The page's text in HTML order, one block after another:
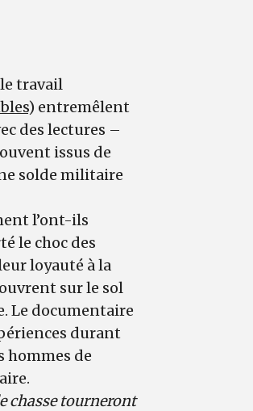
travail
) entremêlent
des lectures –
issus de
solde militaire
l’ont-ils
le choc des
loyauté à la
sur le sol
Le documentaire
durant
hommes de
chasse tourneront